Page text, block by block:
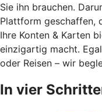
Sie ihn brauchen.
Plattform geschaffen,
Ihre Konten & Karten
einzigartig macht.
oder Reisen – wir
In vier